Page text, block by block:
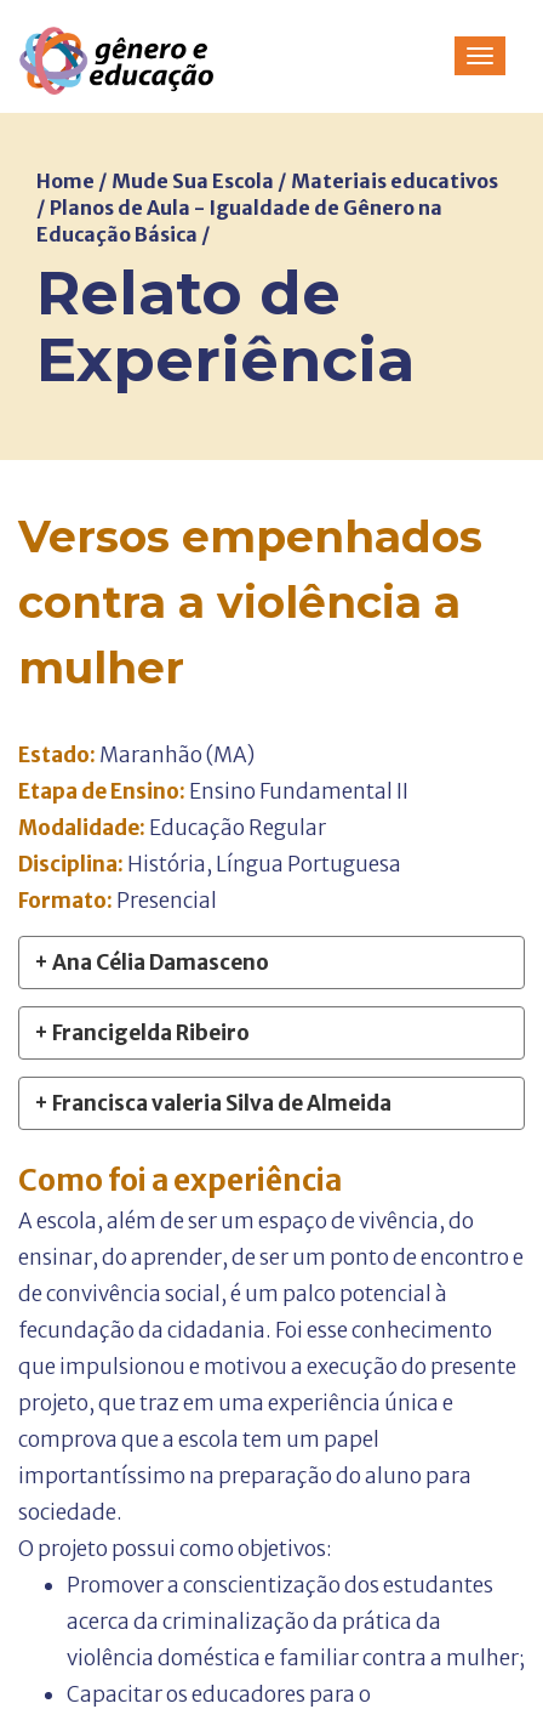
Pular
para
o
conteúdo
Home / Mude Sua Escola / Materiais educativos
/ Planos de Aula - Igualdade de Gênero na
Educação Básica /
Relato de
Experiência
Versos empenhados
contra a violência a
mulher
Estado: Maranhão (MA)
Etapa de Ensino: Ensino Fundamental II
Modalidade: Educação Regular
Disciplina: História, Língua Portuguesa
Formato: Presencial
+ Ana Célia Damasceno
+ Francigelda Ribeiro
+ Francisca valeria Silva de Almeida
Como foi a experiência
A escola, além de ser um espaço de vivência, do
ensinar, do aprender, de ser um ponto de encontro e
de convivência social, é um palco potencial à
fecundação da cidadania. Foi esse conhecimento
que impulsionou e motivou a execução do presente
projeto, que traz em uma experiência única e
comprova que a escola tem um papel
importantíssimo na preparação do aluno para
sociedade.
O projeto possui como objetivos:
Promover a conscientização dos estudantes
acerca da criminalização da prática da
violência doméstica e familiar contra a mulher;
Capacitar os educadores para o